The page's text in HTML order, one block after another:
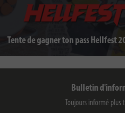
Tente de gagner ton pass Hellfest
Bulletin
Toujours informé plus